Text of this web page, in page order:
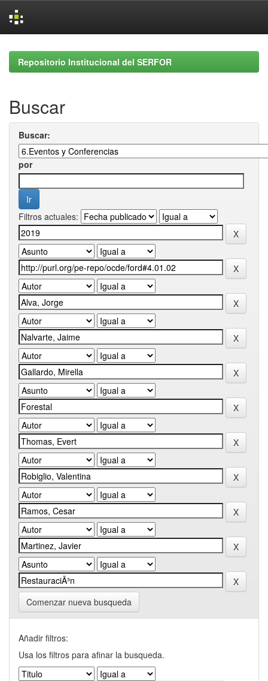
navigationRepositorio Institucional del SERFOR
Buscar
Buscar:
por
Filtros actuales:
Comenzar nueva busqueda
Añadir filtros:
Usa los filtros para afinar la busqueda.